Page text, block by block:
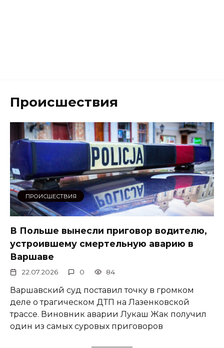
Происшествия
ПРОИСШЕСТВИЯ
В Польше вынесли приговор водителю,
устроившему смертельную аварию в
Варшаве
22.07.2026 0 84
Варшавский суд поставил точку в громком
деле о трагическом ДТП на Лазенковской
трассе. Виновник аварии Лукаш Жак получил
один из самых суровых приговоров